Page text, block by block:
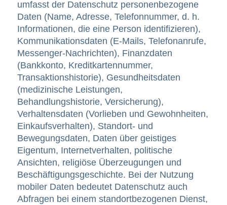
umfasst der Datenschutz personenbezogene
Daten (Name, Adresse, Telefonnummer, d. h.
Informationen, die eine Person identifizieren),
Kommunikationsdaten (E-Mails, Telefonanrufe,
Messenger-Nachrichten), Finanzdaten
(Bankkonto, Kreditkartennummer,
Transaktionshistorie), Gesundheitsdaten
(medizinische Leistungen,
Behandlungshistorie, Versicherung),
Verhaltensdaten (Vorlieben und Gewohnheiten,
Einkaufsverhalten), Standort- und
Bewegungsdaten, Daten über geistiges
Eigentum, Internetverhalten, politische
Ansichten, religiöse Überzeugungen und
Beschäftigungsgeschichte. Bei der Nutzung
mobiler Daten bedeutet Datenschutz auch
Abfragen bei einem standortbezogenen Dienst,